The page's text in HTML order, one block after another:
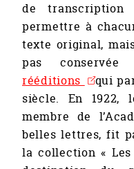
de
permettre à
texte original,
pas conservée
rééditions
qui
siècle. En 1922,
membre de
belles lettres, fit
la collection « Les